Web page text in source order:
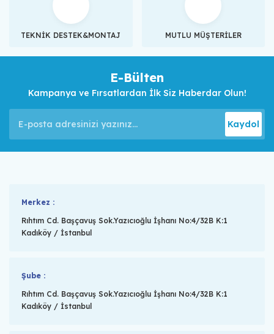
TEKNİK DESTEK&MONTAJ MUTLU MÜŞTERİLER
E-Bülten
Kampanya ve Fırsatlardan İlk Siz Haberdar Olun!
Kaydol
Merkez :
Rıhtım Cd. Başçavuş Sok.Yazıcıoğlu İşhanı No:4/32B K:1
Kadıköy / İstanbul
Şube :
Rıhtım Cd. Başçavuş Sok.Yazıcıoğlu İşhanı No:4/32B K:1
Kadıköy / İstanbul